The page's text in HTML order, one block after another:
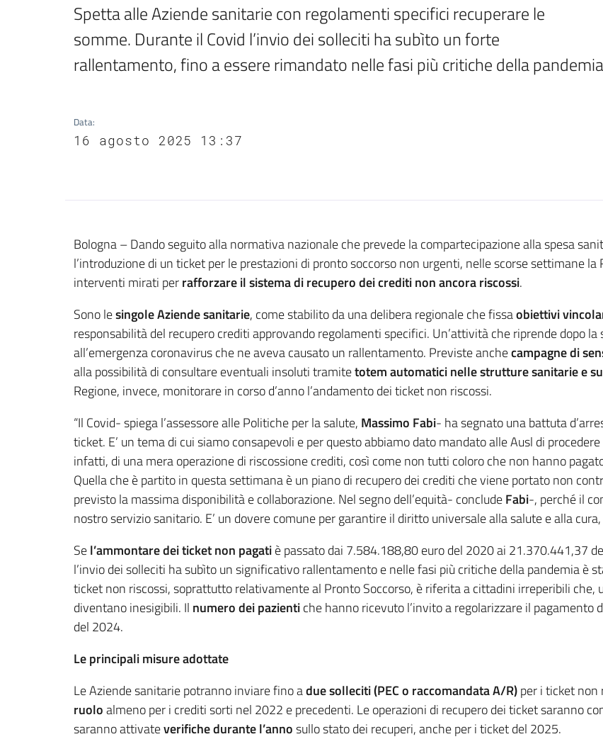
Spetta alle Aziende sanitarie con regolamenti specifici recuperare le
somme. Durante il Covid l’invio dei solleciti ha subìto un forte
rallentamento, fino a essere rimandato nelle fasi più critiche della pandemia
Data:
16 agosto 2025 13:37
Contenuto
Bologna – Dando seguito alla normativa nazionale che prevede la compartecipazione alla spesa
l’introduzione di un ticket per le prestazioni di pronto soccorso non urgenti, nelle scorse settimane
interventi mirati perrafforzare il sistema di recupero dei crediti non ancora riscossi.
Sono lesingole Aziende sanitarie, come stabilito da una delibera regionale che fissaobiettivi
responsabilità del recupero crediti approvando regolamenti specifici. Un’attività che riprende dopo
all’emergenza coronavirus che ne aveva causato un rallentamento. Previste anchecampagne di
alla possibilità di consultare eventuali insoluti tramitetotem automatici nelle strutture sanitarie e
Regione, invece, monitorare in corso d’anno l’andamento dei ticket non riscossi.
“Il Covid- spiega l’assessore alle Politiche per la salute, Massimo Fabi- ha segnato una battuta
ticket. E’ un tema di cui siamo consapevoli e per questo abbiamo dato mandato alle Ausl di
infatti, di una mera operazione di riscossione crediti, così come non tutti coloro che non hanno
Quella che è partito in questa settimana è un piano di recupero dei crediti che viene portato non
previsto la massima disponibilità e collaborazione. Nel segno dell’equità- concludeFabi-, perché il
nostro servizio sanitario. E’ un dovere comune per garantire il diritto universale alla salute e alla
Sel’ammontare dei ticket non pagatiè passato dai 7.584.188,80 euro del 2020 ai 21.370.441,37
l’invio dei solleciti ha subìto un significativo rallentamento e nelle fasi più critiche della pandemia è
ticket non riscossi, soprattutto relativamente al Pronto Soccorso, è riferita a cittadini irreperibili che,
diventano inesigibili. Il numero dei pazientiche hanno ricevuto l’invito a regolarizzare il
del 2024.
Le principali misure adottate
Le Aziende sanitarie potranno inviare fino adue solleciti (PEC o raccomandata A/R)per i ticket non
ruoloalmeno per i crediti sorti nel 2022 e precedenti. Le operazioni di recupero dei ticket saranno
saranno attivateverifiche durante l’annosullo stato dei recuperi, anche per i ticket del 2025.